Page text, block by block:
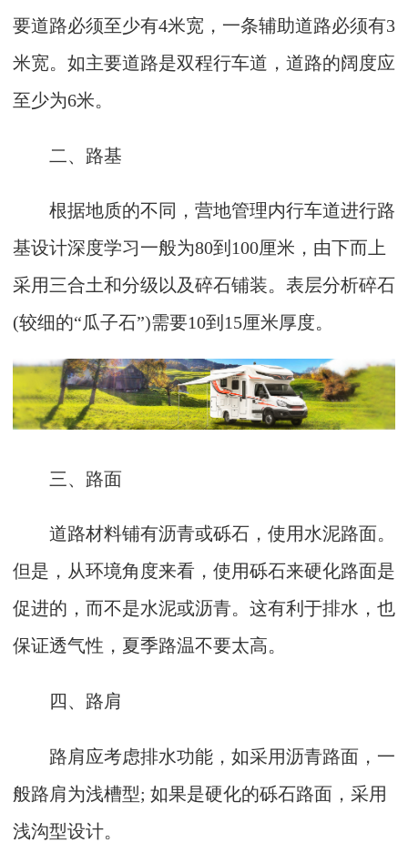
要道路必须至少有4米宽，一条辅助道路必须有3
米宽。如主要道路是双程行车道，道路的阔度应
至少为6米。
二、路基
根据地质的不同，营地管理内行车道进行路
基设计深度学习一般为80到100厘米，由下而上
采用三合土和分级以及碎石铺装。表层分析碎石
(较细的“瓜子石”)需要10到15厘米厚度。
三、路面
道路材料铺有沥青或砾石，使用水泥路面。
但是，从环境角度来看，使用砾石来硬化路面是
促进的，而不是水泥或沥青。这有利于排水，也
保证透气性，夏季路温不要太高。
四、路肩
路肩应考虑排水功能，如采用沥青路面，一
般路肩为浅槽型; 如果是硬化的砾石路面，采用
浅沟型设计。